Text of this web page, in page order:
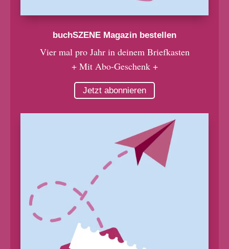
buchSZENE Magazin bestellen
Vier mal pro Jahr in deinem Briefkasten
+ Mit Abo-Geschenk +
Jetzt abonnieren